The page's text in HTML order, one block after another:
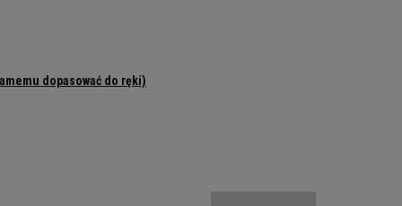
dopasować do ręki)